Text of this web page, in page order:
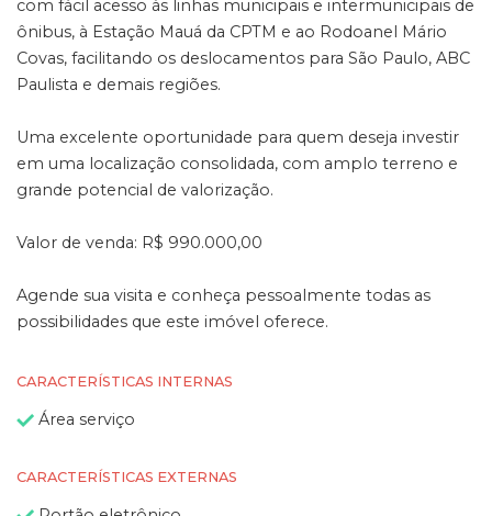
com fácil acesso às linhas municipais e intermunicipais de
ônibus, à Estação Mauá da CPTM e ao Rodoanel Mário
Covas, facilitando os deslocamentos para São Paulo, ABC
Paulista e demais regiões.
Uma excelente oportunidade para quem deseja investir
em uma localização consolidada, com amplo terreno e
grande potencial de valorização.
Valor de venda: R$ 990.000,00
Agende sua visita e conheça pessoalmente todas as
possibilidades que este imóvel oferece.
CARACTERÍSTICAS INTERNAS
Área serviço
CARACTERÍSTICAS EXTERNAS